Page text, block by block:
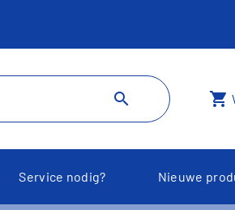
search shopping_cart
Service nodig?
Nieuwe